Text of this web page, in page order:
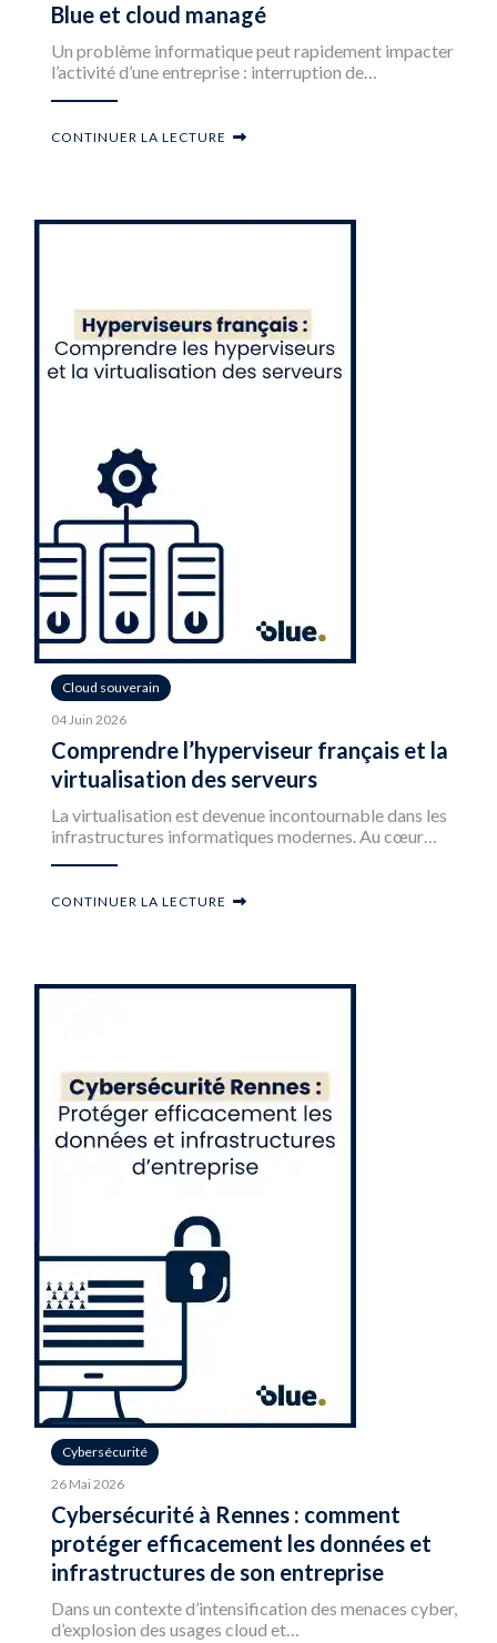
Blue et cloud managé
Un problème informatique peut rapidement impacter
l’activité d’une entreprise : interruption de…
CONTINUER LA LECTURE
Cloud souverain
04 Juin 2026
Comprendre l’hyperviseur français et la
virtualisation des serveurs
La virtualisation est devenue incontournable dans les
infrastructures informatiques modernes. Au cœur…
CONTINUER LA LECTURE
Cybersécurité
26 Mai 2026
Cybersécurité à Rennes : comment
protéger efficacement les données et
infrastructures de son entreprise
Dans un contexte d’intensification des menaces cyber,
d’explosion des usages cloud et…